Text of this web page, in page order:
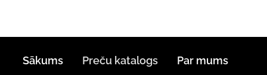
Sākums Preču katalogs
Par mums